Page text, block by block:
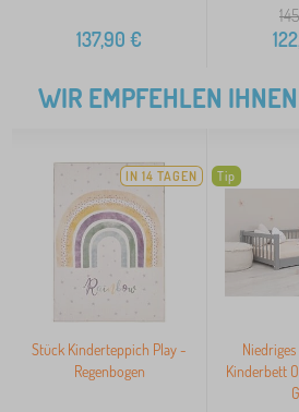
137,90 €
WIR EMPFEHLEN
IN 14 TAGEN
Stück Kinderteppich Play -
Regenbogen
Tip
Kinderbett